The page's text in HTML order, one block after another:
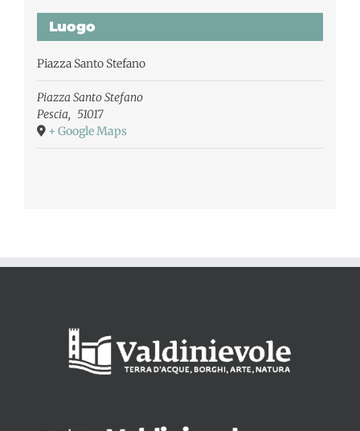
Luogo
Piazza Santo Stefano
Piazza Santo Stefano
Pescia, 51017
+ Google Maps